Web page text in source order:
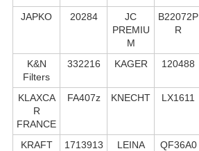
JAPKO 20284
JC
PREMIU
M
B22072P
R
K&N
Filters
332216 KAGER 120488
KLAXCA
R
FRANCE
FA407z KNECHT LX1611
KRAFT
1713913 LEINA
QF36A0